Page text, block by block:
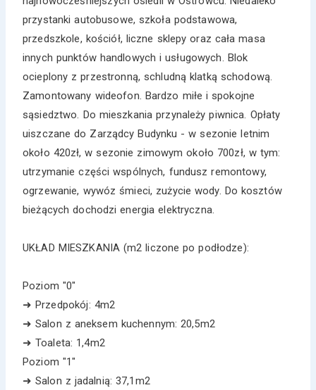
przystanki autobusowe, szkoła podstawowa,
przedszkole, kościół, liczne sklepy oraz cała masa
innych punktów handlowych i usługowych. Blok
ocieplony z przestronną, schludną klatką schodową.
Zamontowany wideofon. Bardzo miłe i spokojne
sąsiedztwo. Do mieszkania przynależy piwnica. Opłaty
uiszczane do Zarządcy Budynku - w sezonie letnim
około 420zł, w sezonie zimowym około 700zł, w tym:
utrzymanie części wspólnych, fundusz remontowy,
ogrzewanie, wywóz śmieci, zużycie wody. Do kosztów
bieżących dochodzi energia elektryczna.
UKŁAD MIESZKANIA (m2 liczone po podłodze):
Poziom "0"
➜ Przedpokój: 4m2
➜ Salon z aneksem kuchennym: 20,5m2
➜ Toaleta: 1,4m2
Poziom "1"
➜ Salon z jadalnią: 37,1m2